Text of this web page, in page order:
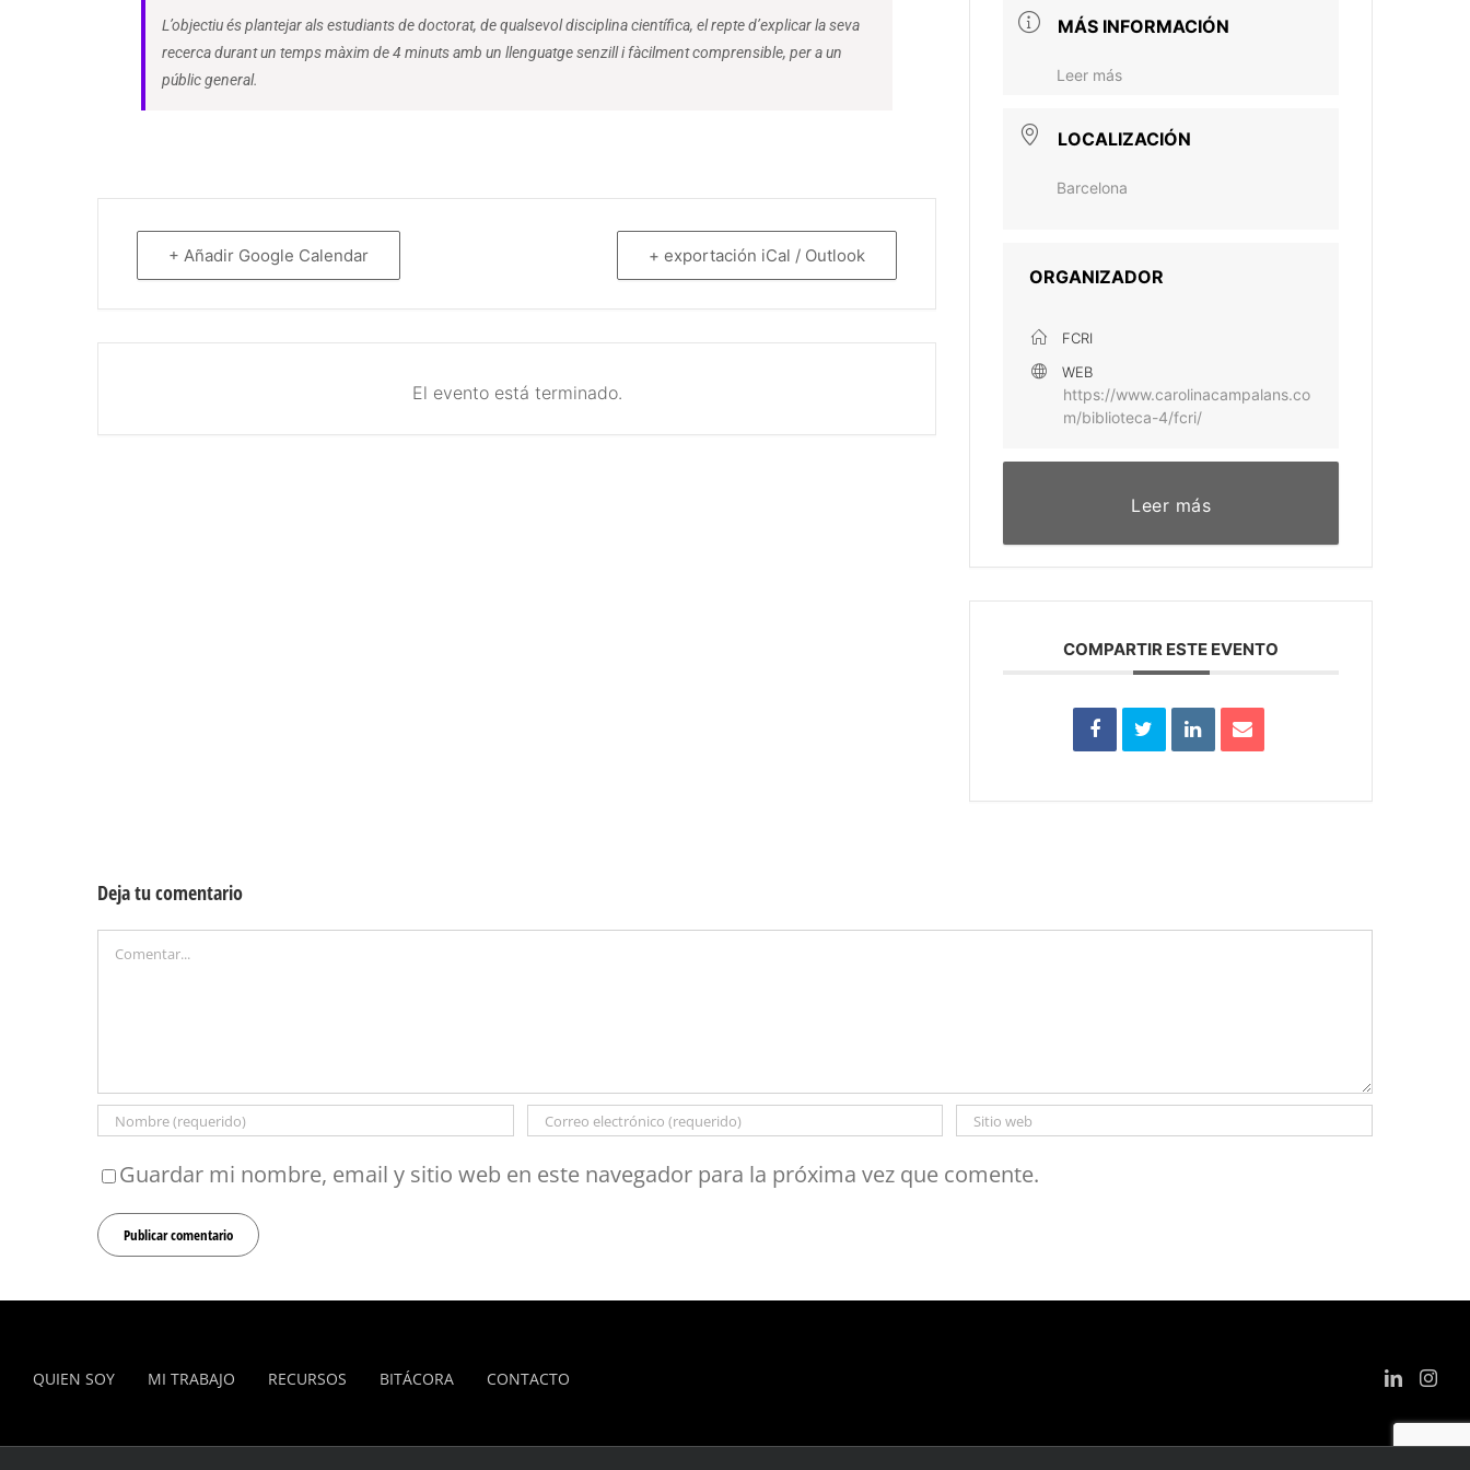
L’objectiu és plantejar als estudiants de doctorat, de qualsevol disciplina científica, el repte d’explicar la seva
recerca durant un temps màxim de 4 minuts amb un llenguatge senzill i fàcilment comprensible, per a un
públic general.
+ Añadir Google Calendar + exportación iCal / Outlook
El evento está terminado.
MÁS INFORMACIÓN
Leer más
LOCALIZACIÓN
Barcelona
ORGANIZADOR
FCRI
WEB
https://www.carolinacampalans.co
m/biblioteca-4/fcri/
Leer más
COMPARTIR ESTE EVENTO
Deja tu comentario
Comentar
Guardar mi nombre, email y sitio web en este navegador para la próxima vez que comente.
QUIEN SOY MI TRABAJO RECURSOS BITÁCORA CONTACTO